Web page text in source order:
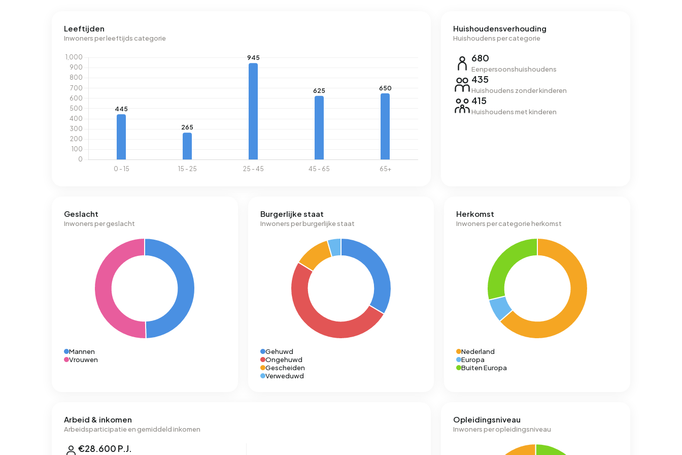
Leeftijden
Inwoners per leeftijds categorie
Huishoudensverhouding
Huishoudens per categorie
680
Eenpersoonshuishoudens
435
Huishoudens zonder kinderen
415
Huishoudens met kinderen
Geslacht
Inwoners per geslacht
Mannen
Vrouwen
Burgerlijke staat
Inwoners per burgerlijke staat
Gehuwd
Ongehuwd
Gescheiden
Verweduwd
Herkomst
Inwoners per categorie herkomst
Nederland
Europa
Buiten Europa
Arbeid & inkomen
Arbeidsparticipatie en gemiddeld inkomen
€28.600 P.J.
Opleidingsniveau
Inwoners per opleidingsniveau